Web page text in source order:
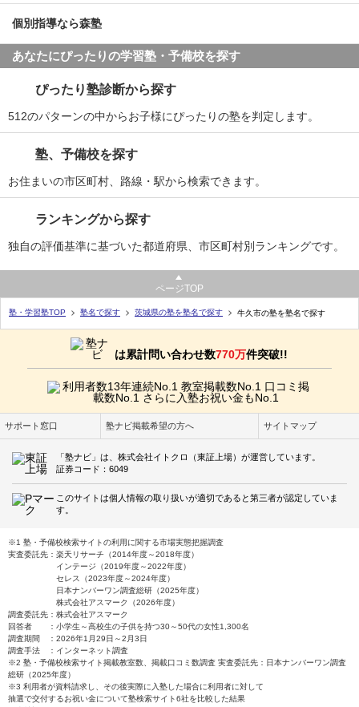
個別指導なら森塾
あなたにぴったりの学習塾・予備校を探す
ぴったり塾診断から探す
512のパターンの中からお子様にぴったりの塾を判定します。
塾、予備校を探す
お住まいの市区町村、路線・駅から検索できます。
ランキングから探す
独自の評価基準に基づいた都道府県、市区町村別ランキングです。
ページTOP
塾・学習塾TOP 塾名で探す 茨城県の塾を塾名で探す 牛久市の塾を塾名で探す
は累計問い合わせ数770万件突破!!
サポート窓口 塾ナビ掲載希望の方へ サイトマップ
「塾ナビ」は、株式会社イトクロ（東証上場）が運営しています。
証券コード：6049
このサイトは個人情報の取り扱いが適切であると第三者が認定していま
す。
※1 塾・予備校検索サイトの利用に関する市場実態把握調査
実査委託先：楽天リサーチ（2014年度～2018年度）
インテージ（2019年度～2022年度）
セレス（2023年度～2024年度）
日本ナンバーワン調査総研（2025年度）
株式会社アスマーク（2026年度）
調査委託先：株式会社アスマーク
回答者 ：小学生～高校生の子供を持つ30～50代の女性1,300名
調査期間 ：2026年1月29日～2月3日
調査手法 ：インターネット調査
※2 塾・予備校検索サイト掲載教室数、掲載口コミ数調査 実査委託先：日本ナンバーワン調査
総研（2025年度）
※3 利用者が資料請求し、その後実際に入塾した場合に利用者に対して
抽選で交付するお祝い金について塾検索サイト6社を比較した結果